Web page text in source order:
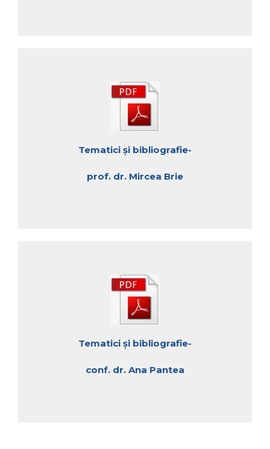
Tematici și bibliografie-
prof. dr. Mircea Brie
Tematici și bibliografie-
conf. dr. Ana Pantea